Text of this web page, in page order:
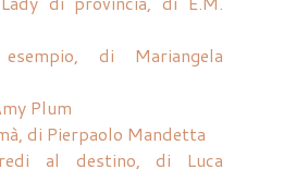
di Mariangela
Plum
di Pierpaolo Mandetta
al destino, di Luca